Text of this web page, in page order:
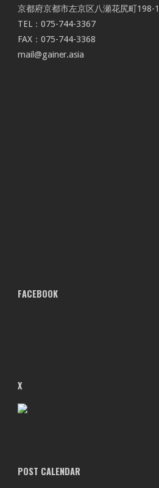
京都府京都市左京区八瀬花尻町198-1
TEL：075-744-3367
FAX：075-744-3368
mail@gainer.asia
FACEBOOK
X
POST CALENDAR